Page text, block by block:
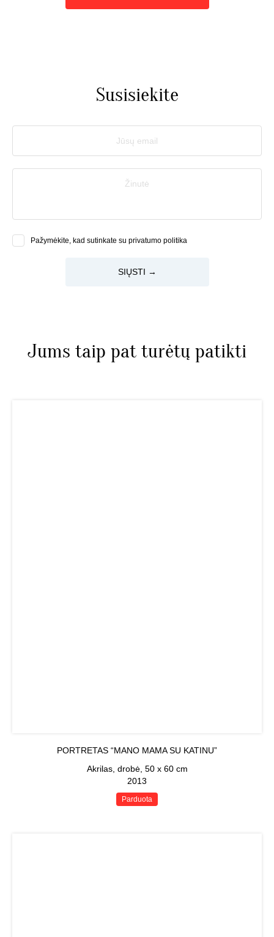
Susisiekite
Jūsų email
Žinutė
Pažymėkite, kad sutinkate su privatumo politika
SIŲSTI →
Jums taip pat turėtų patikti
PORTRETAS “MANO MAMA SU KATINU”
Akrilas, drobė, 50 x 60 cm
2013
Parduota